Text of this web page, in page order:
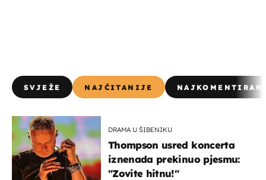
SVJEŽE NAJČITANIJE
DRAMA U ŠIBENIKU
Thompson usred koncerta
iznenada prekinuo pjesmu:
"Zovite hitnu!"